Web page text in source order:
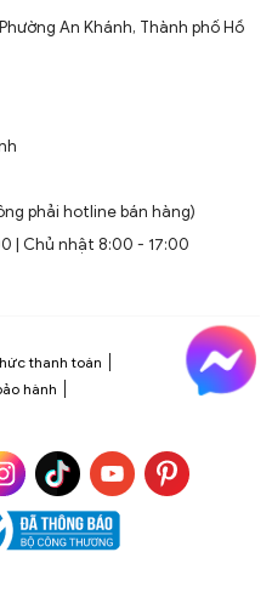
An Khánh, Thành phố Hồ
phải hotline bán hàng)
| Chủ nhật 8:00 - 17:00
thanh toán
hành